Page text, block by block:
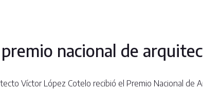
nacional de
Víctor López Cotelo recibió el Premio Nacional de